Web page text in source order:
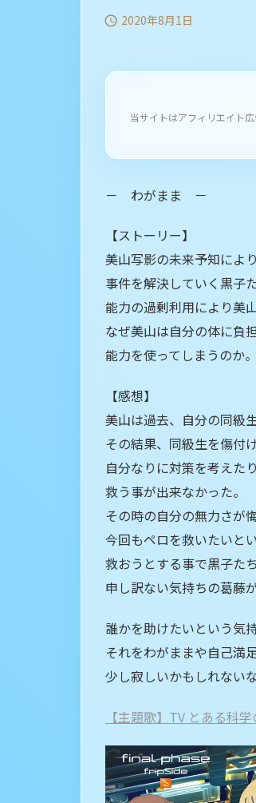
 2020年8月1日
当サイトはアフィリエイト
－ わがまま －
【ストーリー】
美山写影の未来予知により
事件を解決していく黒子
能力の過剰利用により美
なぜ美山は自分の体に負
能力を使ってしまうのか。
【感想】
美山は過去、自分の同級
その結果、同級生を傷付
自分なりに対策を考えた
救う事が出来なかった。
その時の自分の無力さが
今回もペロを救いたいと
救おうとする事で黒子た
申し訳ない気持ちの葛藤
誰かを助けたいという気
それをわがままや自己満
少し寂しいかもしれないな
【主題歌】TV とある科